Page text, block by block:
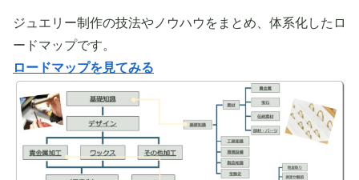
ジュエリー制作の技法やノウハウをまとめ、体系化したロ
ードマップです。
ロードマップを見てみる